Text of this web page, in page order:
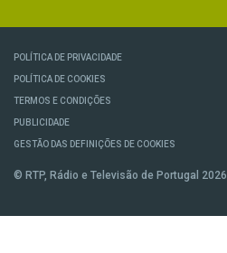
POLÍTICA DE PRIVACIDADE
POLÍTICA DE COOKIES
TERMOS E CONDIÇÕES
PUBLICIDADE
GESTÃO DAS DEFINIÇÕES DE COOKIES
© RTP, Rádio e Televisão de Portugal 2026